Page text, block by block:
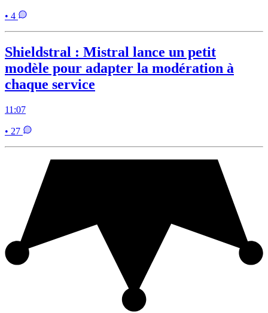
• 4
Shieldstral : Mistral lance un petit
modèle pour adapter la modération à
chaque service
11:07
• 27